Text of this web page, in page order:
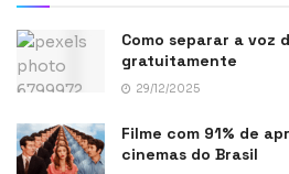
Como separar a voz
gratuitamente
29/12/2025
Filme com 91% de
cinemas do Brasil